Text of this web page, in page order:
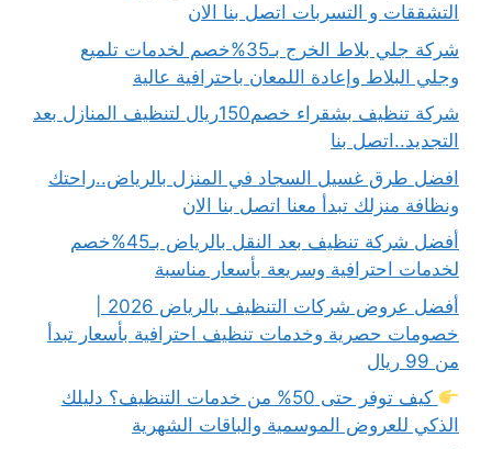
التشققات و التسربات اتصل بنا الان
شركة جلي بلاط الخرج بـ35%خصم لخدمات تلميع
وجلي البلاط وإعادة اللمعان باحترافية عالية
شركة تنظيف بشقراء خصم150ريال لتنظيف المنازل بعد
التجديد..اتصل بنا
افضل طرق غسيل السجاد في المنزل بالرياض..راحتك
ونظافة منزلك تبدأ معنا اتصل بنا الان
أفضل شركة تنظيف بعد النقل بالرياض بـ45%خصم
لخدمات احترافية وسريعة بأسعار مناسبة
خصومات حصرية وخدمات تنظيف احترافية بأسعار تبدأ
من 99 ريال
كيف توفر حتى 50% من خدمات التنظيف؟ دليلك
الذكي للعروض الموسمية والباقات الشهرية